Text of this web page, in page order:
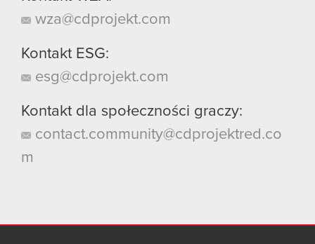
wza@cdprojekt.com
Kontakt ESG:
esg@cdprojekt.com
Kontakt dla społeczności graczy:
contact.community@cdprojektred.co
m